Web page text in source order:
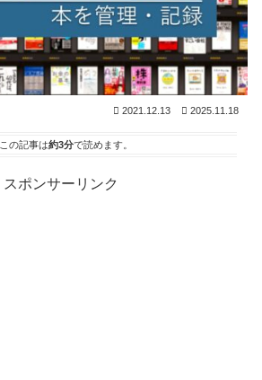
2021.12.13 2025.11.18
この記事は約3分で読めます。
スポンサーリンク